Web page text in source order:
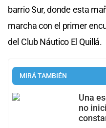
minute,
seconds
barrio Sur, donde esta
marcha con el primer
del Club Náutico El Quillá.
MIRÁ TAMBIÉN
Una
no